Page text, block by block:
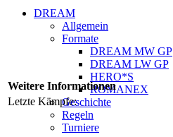
DREAM
Allgemein
Formate
DREAM MW GP
DREAM LW GP
HERO*S
ROMANEX
Geschichte
Regeln
Turniere
Weitere Informationen
Letzte Kämpfe: